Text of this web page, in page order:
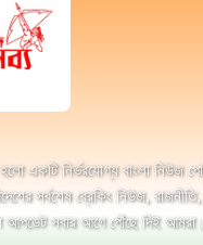
একটি নির্ভরযোগ্য বাংলা নিউজ
সর্বশেষ ব্রেকিং নিউজ,
আপডেট সবার আগে পৌঁছে দিই